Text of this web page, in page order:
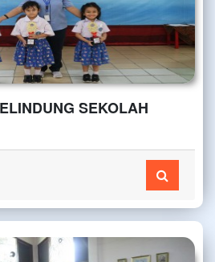
SEKOLAH